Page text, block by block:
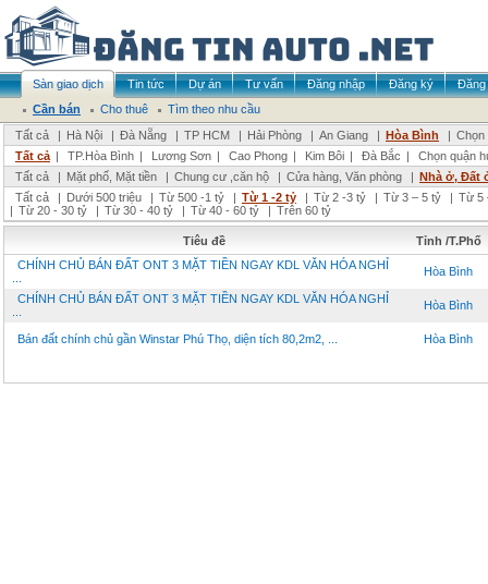
Sàn giao dịch Tin tức Dự án Tư vấn Đăng nhập Đăng ký
Đăng
Cần bán
Cho thuê
Tìm theo nhu cầu
Tất cả
| Hà Nội | Đà Nẵng | TP HCM | Hải Phòng | An Giang | Hòa Bình | Chọn
Tất cả | TP.Hòa Bình | Lương Sơn | Cao Phong | Kim Bôi | Đà Bắc |
Chọn quận
Tất cả
| Mặt phố, Mặt tiền | Chung cư ,căn hộ | Cửa hàng, Văn phòng | Nhà ở, Đất
Tất cả
| Dưới 500 triệu | Từ 500 -1 tỷ | Từ 1 -2 tỷ | Từ 2 -3 tỷ | Từ 3 – 5 tỷ | Từ 5
| Từ 20 - 30 tỷ | Từ 30 - 40 tỷ | Từ 40 - 60 tỷ | Trên 60 tỷ
Tiêu đề
Tỉnh /T.Phố
CHÍNH CHỦ BÁN ĐẤT ONT 3 MẶT TIỀN NGAY KDL VĂN HÓA NGHỈ
Hòa Bình
CHÍNH CHỦ BÁN ĐẤT ONT 3 MẶT TIỀN NGAY KDL VĂN HÓA NGHỈ
Hòa Bình
Bán đất chính chủ gần Winstar Phú Thọ, diện tích 80,2m2, ... Hòa Bình